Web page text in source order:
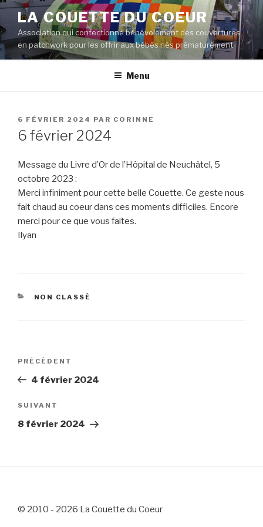
Aller
contenu
principal
LA COUETTE DU COEUR
Association qui confectionne bénévolement des couvertures
en patchwork pour les offrir aux bébés nés prématurément
Menu
PUBLIÉ
LE
6 FÉVRIER 2024 PAR CORINNE
6 février 2024
Message du Livre d’Or de l’Hôpital de Neuchâtel, 5
octobre 2023 :
Merci infiniment pour cette belle Couette. Ce geste nous
fait chaud au coeur dans ces moments difficiles. Encore
merci pour ce que vous faites.
Ilyan
CATÉGORIES
NON CLASSÉ
Navigation
l’article
Article
précédent
PRÉCÉDENT
4 février 2024
Article
suivant
SUIVANT
8 février 2024
© 2010 - 2026 La Couette du Coeur